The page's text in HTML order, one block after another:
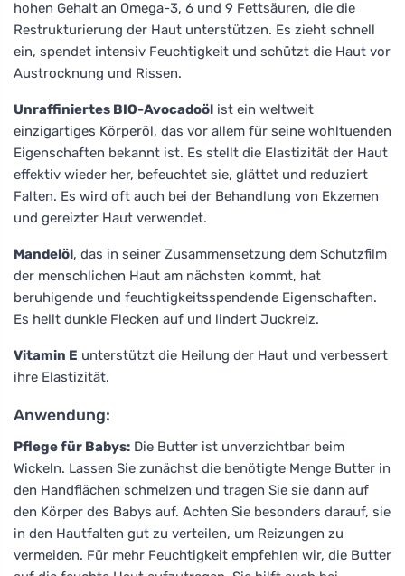
hohen Gehalt an Omega-3, 6 und 9 Fettsäuren, die die
Restrukturierung der Haut unterstützen. Es zieht schnell
ein, spendet intensiv Feuchtigkeit und schützt die Haut vor
Austrocknung und Rissen.
Unraffiniertes BIO-Avocadoöl ist ein weltweit
einzigartiges Körperöl, das vor allem für seine wohltuenden
Eigenschaften bekannt ist. Es stellt die Elastizität der Haut
effektiv wieder her, befeuchtet sie, glättet und reduziert
Falten. Es wird oft auch bei der Behandlung von Ekzemen
und gereizter Haut verwendet.
Mandelöl, das in seiner Zusammensetzung dem Schutzfilm
der menschlichen Haut am nächsten kommt, hat
beruhigende und feuchtigkeitsspendende Eigenschaften.
Es hellt dunkle Flecken auf und lindert Juckreiz.
Vitamin E unterstützt die Heilung der Haut und verbessert
ihre Elastizität.
Anwendung:
Pflege für Babys: Die Butter ist unverzichtbar beim
Wickeln. Lassen Sie zunächst die benötigte Menge Butter in
den Handflächen schmelzen und tragen Sie sie dann auf
den Körper des Babys auf. Achten Sie besonders darauf, sie
in den Hautfalten gut zu verteilen, um Reizungen zu
vermeiden. Für mehr Feuchtigkeit empfehlen wir, die Butter